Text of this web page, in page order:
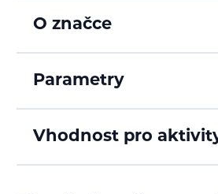
O značce
Parametry
Vhodnost pro